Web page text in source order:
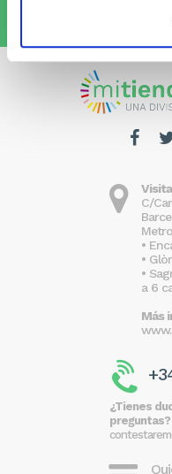
C/
•
•
•
a 6
Más
¿Tienes
preguntas?